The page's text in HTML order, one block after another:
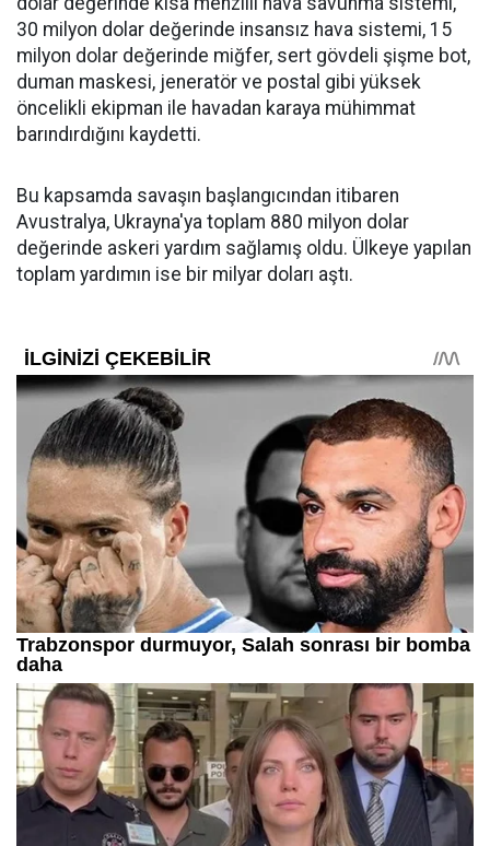
30 milyon dolar değerinde insansız hava sistemi, 15
milyon dolar değerinde miğfer, sert gövdeli şişme bot,
duman maskesi, jeneratör ve postal gibi yüksek
öncelikli ekipman ile havadan karaya mühimmat
barındırdığını kaydetti.
Bu kapsamda savaşın başlangıcından itibaren
Avustralya, Ukrayna'ya toplam 880 milyon dolar
değerinde askeri yardım sağlamış oldu. Ülkeye yapılan
toplam yardımın ise bir milyar doları aştı.